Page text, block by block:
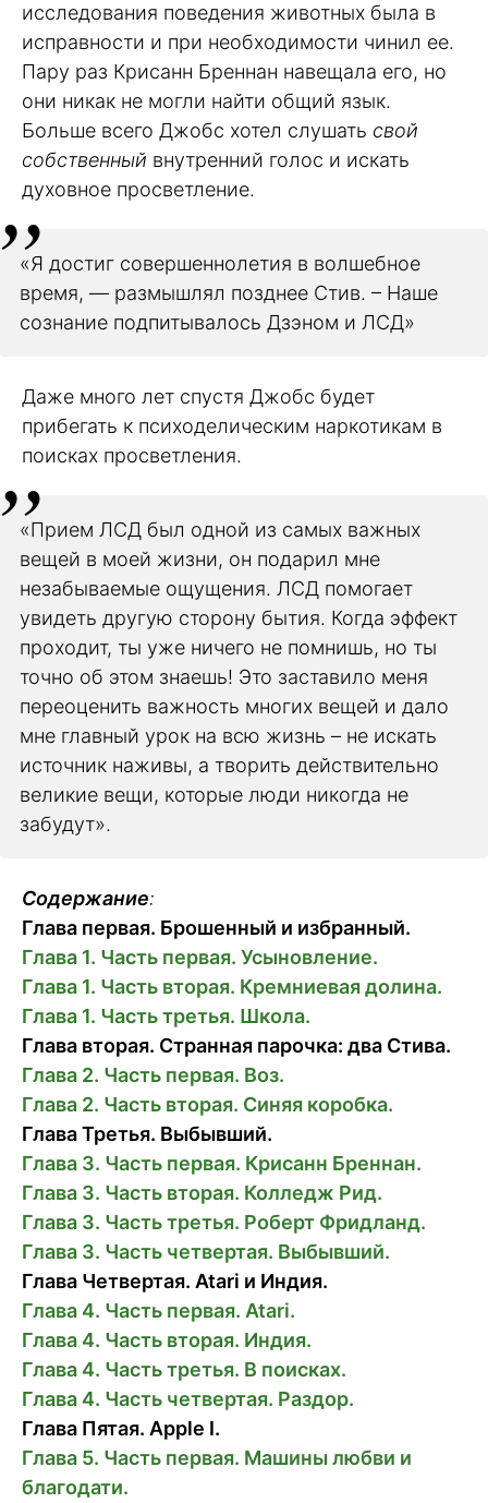
исследования поведения животных была в
исправности и при необходимости чинил ее.
Пару раз Крисанн Бреннан навещала его, но
они никак не могли найти общий язык.
Больше всего Джобс хотел слушать свой
собственный внутренний голос и искать
духовное просветление.
«Я достиг совершеннолетия в волшебное
время, — размышлял позднее Стив. – Наше
сознание подпитывалось Дзэном и ЛСД»
Даже много лет спустя Джобс будет
прибегать к психоделическим наркотикам в
поисках просветления.
«Прием ЛСД был одной из самых важных
вещей в моей жизни, он подарил мне
незабываемые ощущения. ЛСД помогает
увидеть другую сторону бытия. Когда эффект
проходит, ты уже ничего не помнишь, но ты
точно об этом знаешь! Это заставило меня
переоценить важность многих вещей и дало
мне главный урок на всю жизнь – не искать
источник наживы, а творить действительно
великие вещи, которые люди никогда не
забудут».
Содержание:
Глава первая. Брошенный и избранный.
Глава 1. Часть первая. Усыновление.
Глава 1. Часть вторая. Кремниевая долина.
Глава 1. Часть третья. Школа.
Глава вторая. Странная парочка: два Стива.
Глава 2. Часть первая. Воз.
Глава 2. Часть вторая. Синяя коробка.
Глава Третья. Выбывший.
Глава 3. Часть первая. Крисанн Бреннан.
Глава 3. Часть вторая. Колледж Рид.
Глава 3. Часть третья. Роберт Фридланд.
Глава 3. Часть четвертая. Выбывший.
Глава Четвертая. Atari и Индия.
Глава 4. Часть первая. Atari.
Глава 4. Часть вторая. Индия.
Глава 4. Часть третья. В поисках.
Глава 4. Часть четвертая. Раздор.
Глава Пятая. Apple I.
Глава 5. Часть первая. Машины любви и
благодати.